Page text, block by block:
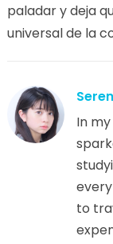
paladar y deja
universal de la
In
to